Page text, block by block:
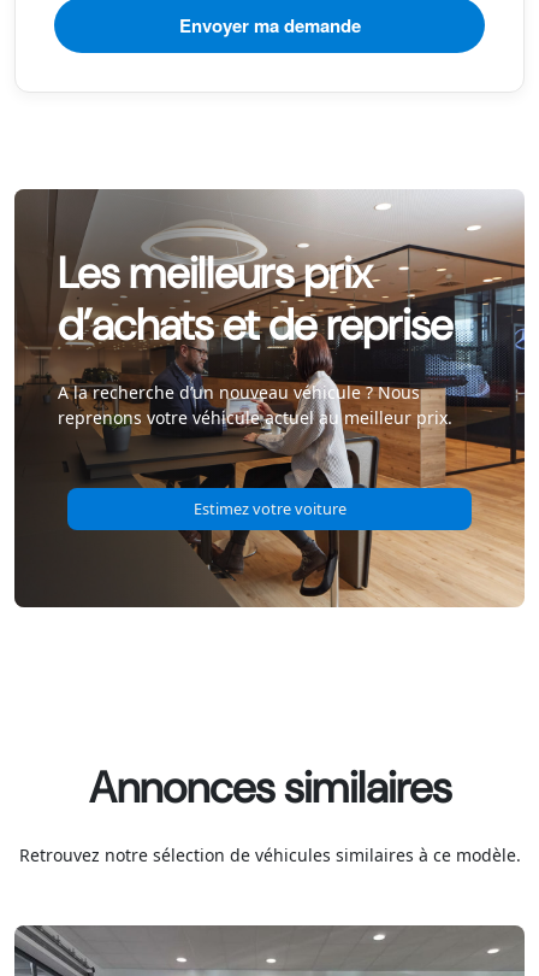
Les meilleurs prix
d’achats et de reprise
A la recherche d’un nouveau véhicule ? Nous
reprenons votre véhicule actuel au meilleur prix.
Estimez votre voiture
Annonces similaires
Retrouvez notre sélection de véhicules similaires à ce modèle.